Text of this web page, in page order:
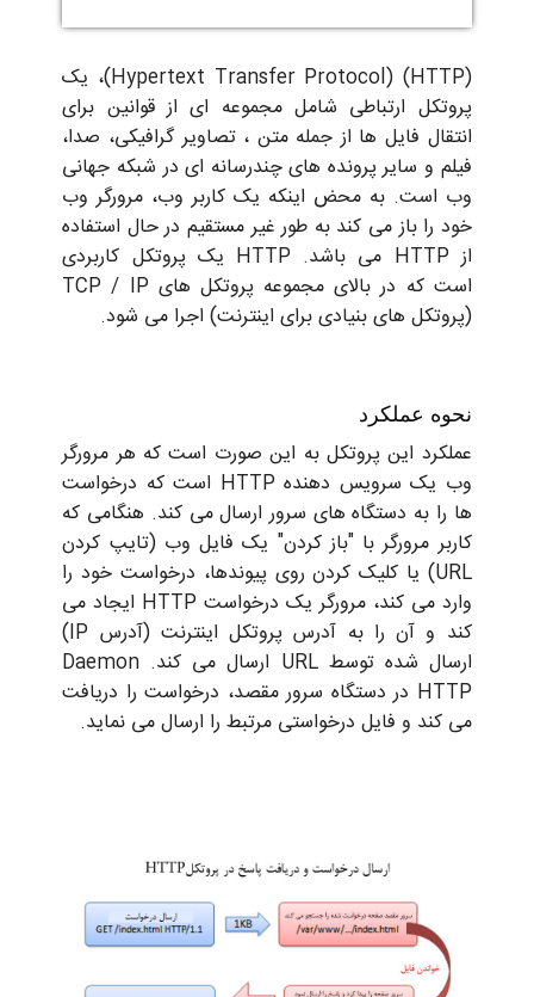
(HTTP) (Hypertext Transfer Protocol)، یک
ارتباطی شامل مجموعه ای از قوانین برای
فایل ها از جمله متن ، تصاویر گرافیکی، صدا،
و سایر پرونده های چندرسانه ای در شبکه جهانی
به محض اینکه یک کاربر وب، مرورگر وب
را باز می کند به طور غیر مستقیم در حال استفاده
از HTTP می باشد. HTTP یک پروتکل کاربردی
است که در بالای مجموعه پروتکل های TCP / IP
های بنیادی برای اینترنت) اجرا می شود.
عملکرد
این پروتکل به این صورت است که هر مرورگر
وب یک سرویس دهنده HTTP است که درخواست
به دستگاه های سرور ارسال می کند. هنگامی که
مرورگر با "باز کردن" یک فایل وب (تایپ کردن
URL) یا کلیک کردن روی پیوندها، درخواست خود را
وارد می کند، مرورگر یک درخواست HTTP ایجاد می
ارسال شده توسط URL ارسال می کند. Daemon
HTTP در دستگاه سرور مقصد، درخواست را دریافت
و فایل درخواستی مرتبط را ارسال می نماید.